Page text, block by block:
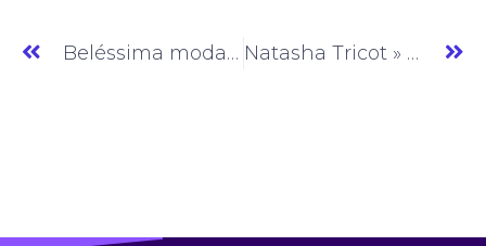
Beléssima moda » Moda Feminina » GO » (#AM049) Natasha Tricot » Tricô » MG » (#AM463)